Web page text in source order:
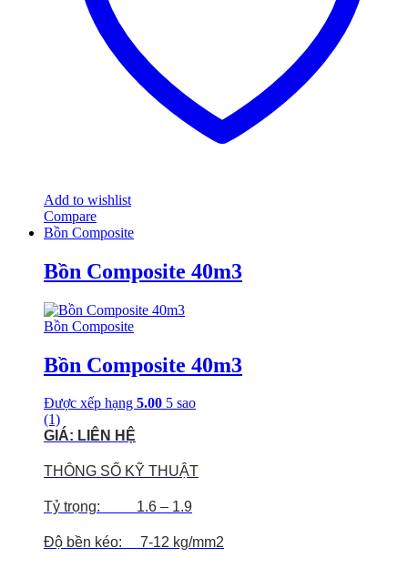
Add to wishlist
Compare
Bồn Composite
Bồn Composite 40m3
Bồn Composite
Bồn Composite 40m3
Được xếp hạng 5.00 5 sao
(1)
GIÁ: LIÊN HỆ
THÔNG SỐ KỸ THUẬT
Tỷ trọng: 1.6 – 1.9
Độ bền kéo: 7-12 kg/mm2